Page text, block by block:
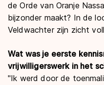
Winacties
Olympische uitslagen
Van Jong tot Goud
de Orde van Oranje
bijzonder maakt? In de
Veldwachter zijn zicht
Wat was je eerste
vrijwilligerswerk in het
"Ik werd door de